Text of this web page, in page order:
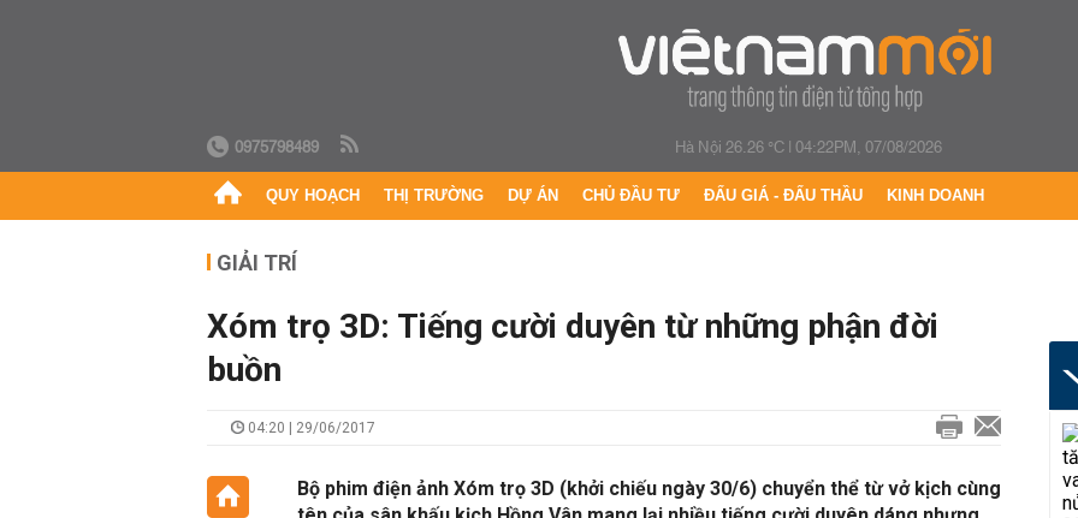
0975798489 Hà Nội 26.26 °C|04:22PM, 07/08/2026
QUY HOẠCH THỊ TRƯỜNG DỰ ÁN CHỦ ĐẦU TƯ ĐẤU GIÁ - ĐẤU THẦU KINH DOANH
GIẢI TRÍ
Xóm trọ 3D: Tiếng cười duyên từ những phận đời
buồn
04:20 | 29/06/2017
Bộ phim điện ảnh Xóm trọ 3D (khởi chiếu ngày 30/6) chuyển thể từ vở kịch cùng